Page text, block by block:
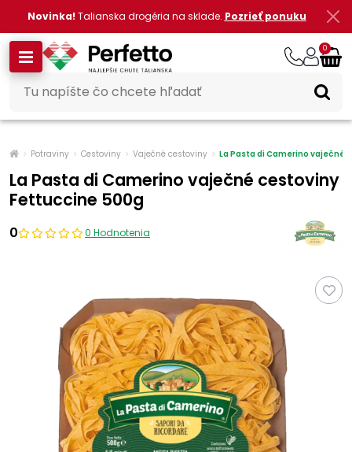
Novinka! Talianska drogéria na sklade. Pozrieť ponuku
0
Potraviny Cestoviny Vaječné cestoviny La Pasta di Camerino vaječné
La Pasta di Camerino vaječné cestoviny
Fettuccine 500g
0 0 Hodnotenia